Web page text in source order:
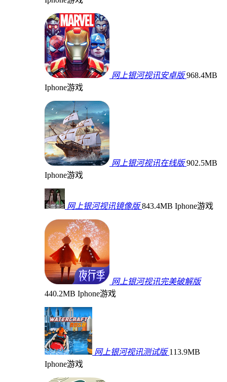
网上银河视讯安卓版 968.4MB
Iphone游戏
网上银河视讯在线版 902.5MB
Iphone游戏
网上银河视讯镜像版 843.4MB Iphone游戏
网上银河视讯完美破解版
440.2MB Iphone游戏
网上银河视讯测试版 113.9MB
Iphone游戏